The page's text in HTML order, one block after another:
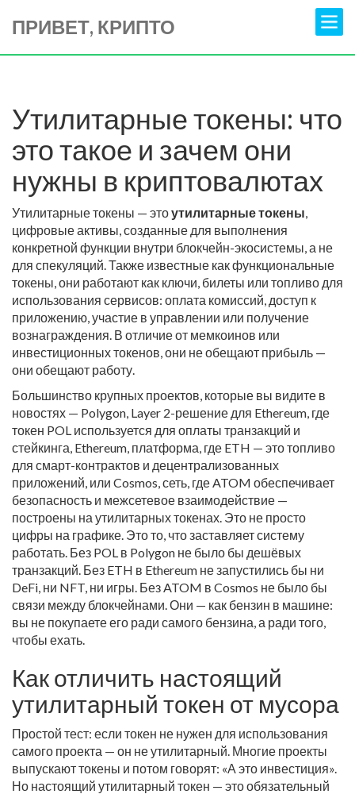
ПРИВЕТ, КРИПТО
Утилитарные токены: что
это такое и зачем они
нужны в криптовалютах
Утилитарные токены — этоутилитарные токены,
цифровые активы, созданные для выполнения
конкретной функции внутри блокчейн-экосистемы, а не
для спекуляций. Также известные какфункциональные
токены, они работают как ключи, билеты или топливо для
использования сервисов: оплата комиссий, доступ к
приложению, участие в управлении или получение
вознаграждения. В отличие от мемкоинов или
инвестиционных токенов, они не обещают прибыль —
они обещают работу.
Большинство крупных проектов, которые вы видите в
новостях — Polygon, Layer 2-решение для Ethereum, где
токен POL используется для оплаты транзакций и
стейкинга, Ethereum, платформа, где ETH — это топливо
для смарт-контрактов и децентрализованных
приложений, или Cosmos,сеть, где ATOM обеспечивает
безопасность и межсетевое взаимодействие —
построены на утилитарных токенах. Это не просто
цифры на графике. Это то, что заставляет систему
работать. Без POL в Polygon не было бы дешёвых
транзакций. Без ETH в Ethereum не запустились бы ни
DeFi, ни NFT, ни игры. Без ATOM в Cosmos не было бы
связи между блокчейнами. Они — как бензин в машине:
вы не покупаете его ради самого бензина, а ради того,
чтобы ехать.
Как отличить настоящий
утилитарный токен от мусора
Простой тест: если токен не нужен для использования
самого проекта — он не утилитарный. Многие проекты
выпускают токены и потом говорят: «А это инвестиция».
Но настоящий утилитарный токен — это обязательный